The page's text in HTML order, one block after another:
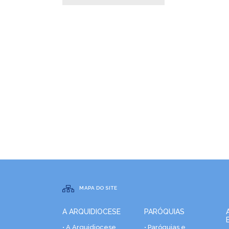
MAPA DO SITE
A ARQUIDIOCESE
• A Arquidiocese
PARÓQUIAS
• Paróquias e